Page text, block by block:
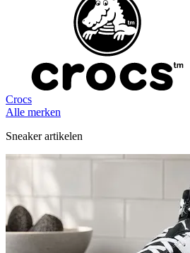
Crocs
Alle merken
Sneaker artikelen